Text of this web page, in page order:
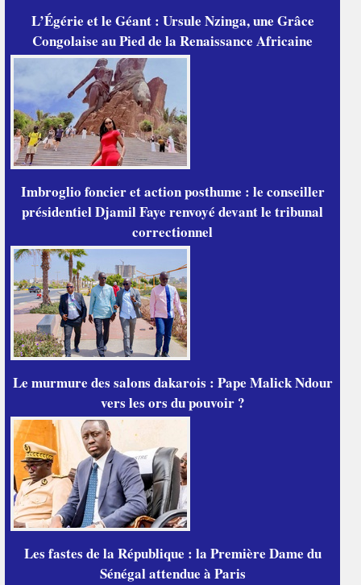
L’Égérie et le Géant : Ursule Nzinga, une Grâce
Congolaise au Pied de la Renaissance Africaine
Imbroglio foncier et action posthume : le conseiller
présidentiel Djamil Faye renvoyé devant le tribunal
correctionnel
Le murmure des salons dakarois : Pape Malick Ndour
vers les ors du pouvoir ?
Les fastes de la République : la Première Dame du
Sénégal attendue à Paris